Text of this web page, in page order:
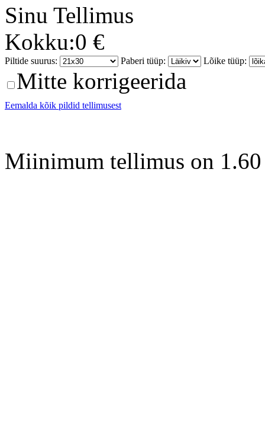
Sinu Tellimus
Kokku:0 €
Piltide suurus: Paberi tüüp: Lõike tüüp:
Mitte korrigeerida
Eemalda kõik pildid tellimusest
Miinimum tellimus on